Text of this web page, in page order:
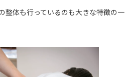
整体も行っているのも大きな特徴の一